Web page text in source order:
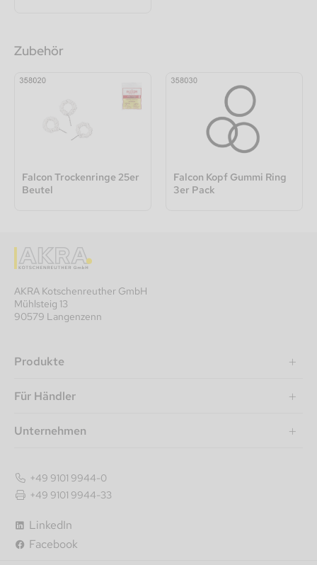
Zubehör
Falcon Trockenringe 25er
Beutel
Falcon Kopf Gummi Ring
3er Pack
AKRA Kotschenreuther GmbH
Mühlsteig 13
90579 Langenzenn
Produkte
Für Händler
Unternehmen
LinkedIn
Facebook
+49 9101 9944-0
+49 9101 9944-33